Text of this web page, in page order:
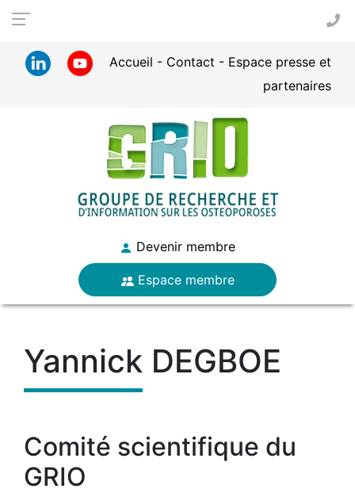
Panneau de gestion des cookies
Accueil Contact
Espace presse et
partenaires
Devenir membre
Espace membre
Yannick DEGBOE
Comité scientifique du
GRIO